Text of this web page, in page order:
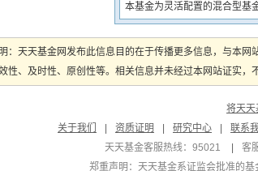
本基金为灵活配置的混合型基
：天天基金网发布此信息目的在于传播更多信息，与本
性、及时性、原创性等。相关信息并未经过本网站证实
将天天
关于我们
资质证明 研究中心 联系
天天基金客服热线：95021
客
郑重声明： 天天基金系证监会批准的